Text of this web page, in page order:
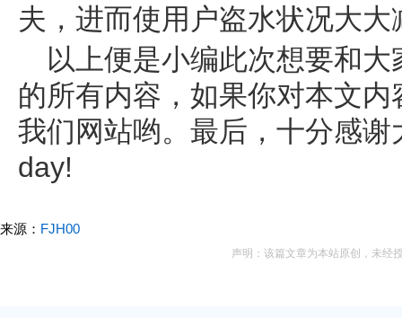
夫，进而使用户盗水状况大大
以上便是小编此次想要和
的所有内容，如果你对本文
我们网站哟。最后，十分感
day!
来源： FJH00
声明：该篇文章为本站原创，未经